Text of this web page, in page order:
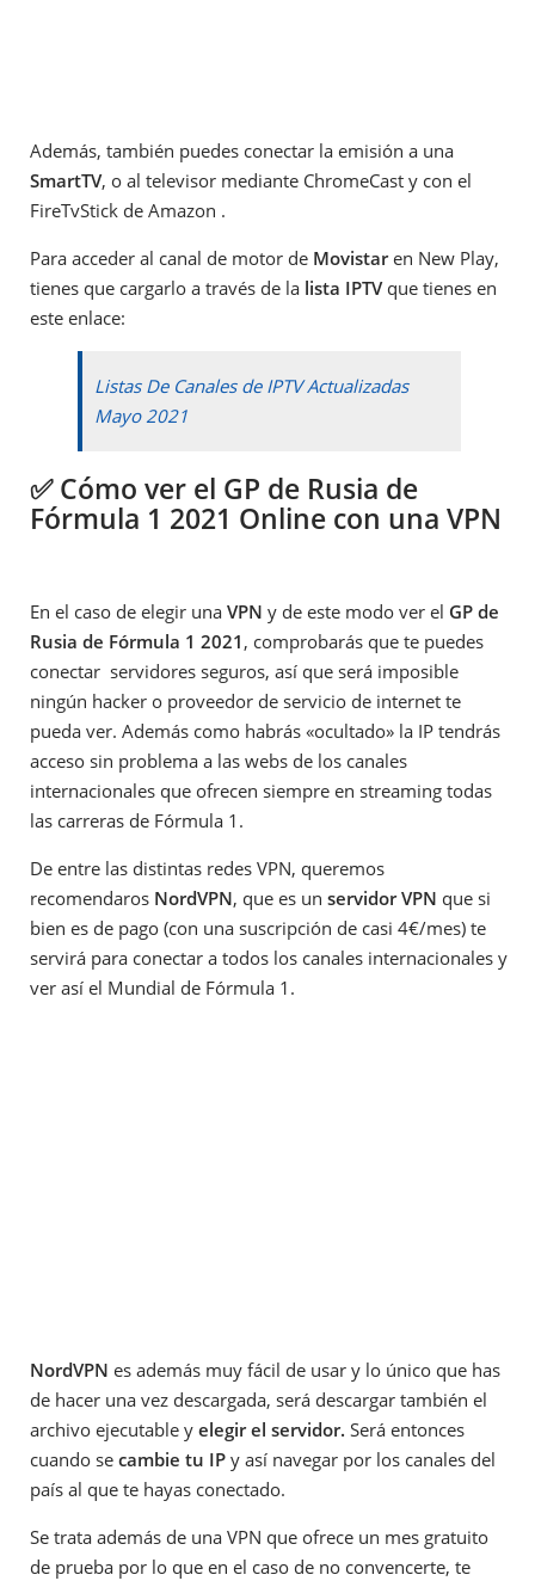
Además, también puedes conectar la emisión a una
SmartTV, o al televisor mediante ChromeCast y con el
FireTvStick de Amazon .
Para acceder al canal de motor de Movistaren New Play,
tienes que cargarlo a través de la lista IPTVque tienes en
este enlace:
Listas De Canales de IPTV Actualizadas
Mayo 2021
✅ Cómo ver el GP de Rusia de
Fórmula 1 2021 Online con una VPN
En el caso de elegir una VPN y de este modo ver el GP de
Rusia de Fórmula 1 2021 , comprobarás que te puedes
conectar servidores seguros, así que será imposible
ningún hacker o proveedor de servicio de internet te
pueda ver. Además como habrás «ocultado» la IP tendrás
acceso sin problema a las webs de los canales
internacionales que ofrecen siempre en streaming todas
las carreras de Fórmula 1.
De entre las distintas redes VPN, queremos
recomendaros NordVPN, que es un servidor VPN que si
bien es de pago (con una suscripción de casi 4€/mes) te
servirá para conectar a todos los canales internacionales y
ver así el Mundial de Fórmula 1.
NordVPN es además muy fácil de usar y lo único que has
de hacer una vez descargada, será descargar también el
archivo ejecutable y elegir el servidor. Será entonces
cuando se cambie tu IP y así navegar por los canales del
país al que te hayas conectado.
Se trata además de una VPN que ofrece un mes gratuito
de prueba por lo que en el caso de no convencerte, te